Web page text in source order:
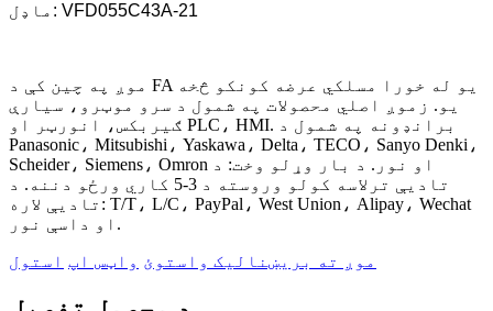
ماډل: VFD055C43A-21
موږ په چین کې د FA یو له خورا مسلکي عرضه کونکو څخه
یو. زموږ اصلي محصولات په شمول د سرو موټرو، سیارې
ګیربکس، انورټر او PLC، HMI. برانډونه په شمول د
Panasonic، Mitsubishi، Yaskawa، Delta، TECO، Sanyo Denki،
Scheider، Siemens، Omron او نور. د بار وړلو وخت: د
تادیې ترلاسه کولو وروسته د 3-5 کاري ورځو دننه. د
تادیې لاره: T/T، L/C، PayPal، West Union، Alipay، Wechat
او داسې نور.
موږ ته بریښنالیک واستوئ واټس اپ استول